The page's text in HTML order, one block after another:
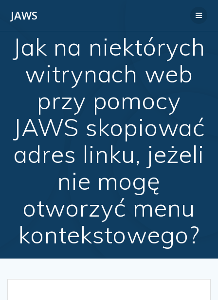
JAWS
Jak na niektórych
witrynach web
przy pomocy
JAWS skopiować
adres linku, jeżeli
nie mogę
otworzyć menu
kontekstowego?